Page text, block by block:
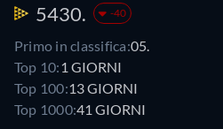
5430. -40
Primo in classifica:05.
Top 10: 1 GIORNI
Top 100:13 GIORNI
Top 1000:41 GIORNI